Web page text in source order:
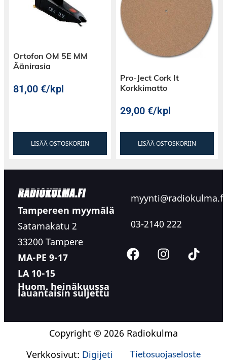
Ortofon OM 5E MM
Äänirasia
81,00€/kpl
LISÄÄ OSTOSKORIIN
Pro-Ject Cork It
Korkkimatto
29,00€/kpl
LISÄÄ OSTOSKORIIN
Tampereen myymälä
Satamakatu 2
33200 Tampere
MA-PE 9-17
LA 10-15
Huom. heinäkuussa
lauantaisin suljettu
myynti@radiokulma.fi
03-2140 222
Copyright © 2026 Radiokulma
Verkkosivut: Digijeti Tietosuojaseloste